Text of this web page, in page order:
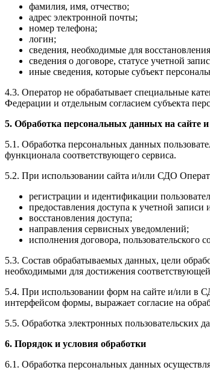
фамилия, имя, отчество;
адрес электронной почты;
номер телефона;
логин;
сведения, необходимые для
сведения о договоре, статусе учетной
иные сведения, которые субъект
4.3. Оператор не обрабатывает специальные
Федерации и отдельным согласием субъекта
5. Обработка персональных данных на сайте
5.1. Обработка персональных данных
функционала соответствующего сервиса.
5.2. При использовании сайта и/или СДО
регистрации и идентификации
предоставления доступа к учетной записи
восстановления доступа;
направления сервисных уведомлений;
исполнения договора,
5.3. Состав обрабатываемых данных, цели
необходимыми для достижения
5.4. При использовании форм на сайте и/или в
интерфейсом формы, выражает согласие на
5.5. Обработка электронных пользовательских
6. Порядок и условия обработки
6.1. Обработка персональных данных